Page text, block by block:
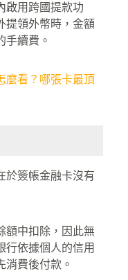
啟用跨國提款功
提領外幣時，金額
手續費。
麼看？哪張卡最頂
於簽帳金融卡沒有
額中扣除，因此無
行依據個人的信用
消費後付款。